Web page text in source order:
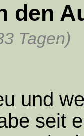
den
Tagen)
und
seit